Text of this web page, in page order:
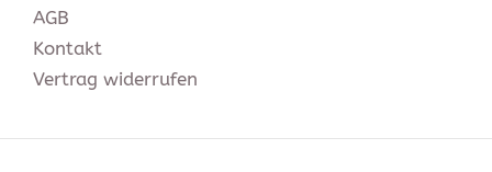
AGB
Kontakt
Vertrag widerrufen